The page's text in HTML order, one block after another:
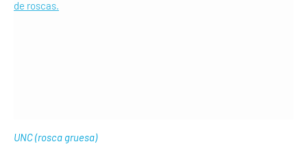
UNC (rosca gruesa)